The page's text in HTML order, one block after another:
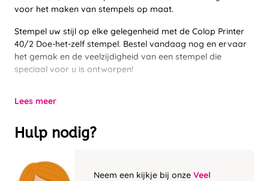
voor het maken van stempels op maat.
Stempel uw stijl op elke gelegenheid met de Colop Printer
40/2 Doe-het-zelf stempel. Bestel vandaag nog en ervaar
het gemak en de veelzijdigheid van een stempel die
speciaal voor u is ontworpen!
Lees meer
Hulp nodig?
Neem een kijkje bij onze Veel